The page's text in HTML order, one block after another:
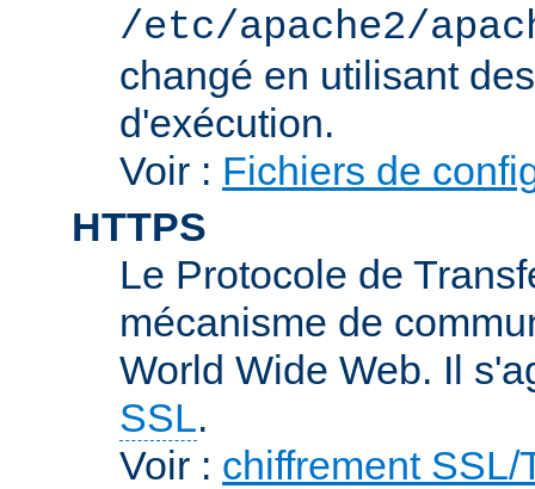
/etc/apache2/
changé en utilisant
d'exécution.
Voir : Fichiers de
HTTPS
Le Protocole de
mécanisme de
World Wide Web. Il
SSL.
Voir : chiffrement SSL/